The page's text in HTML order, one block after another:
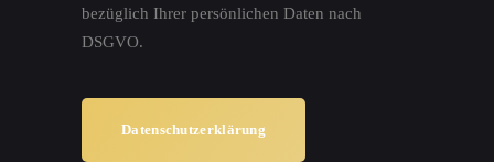
bezüglich Ihrer persönlichen Daten nach
DSGVO.
Datenschutzerklärung